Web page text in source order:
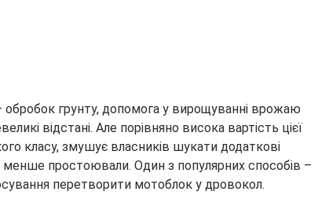
грунту, допомога у вирощуванні врожаю
відстані. Але порівняно висока вартість цієї
класу, змушує власників шукати додаткові
простоювали. Один з популярних способів –
перетворити мотоблок у дровокол.